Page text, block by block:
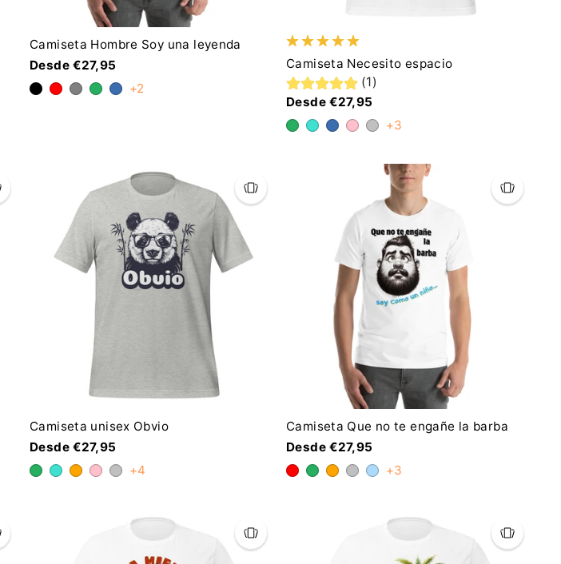
Camiseta Hombre Soy una leyenda
Desde €27,95
+2
Camiseta Necesito espacio
(1)
Desde €27,95
+3
Camiseta unisex Obvio
Desde €27,95
+4
Camiseta Que no te engañe la barba
Desde €27,95
+3